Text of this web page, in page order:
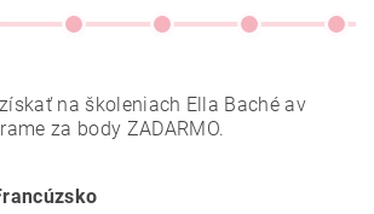
na školeniach Ella Baché av
za body ZADARMO.